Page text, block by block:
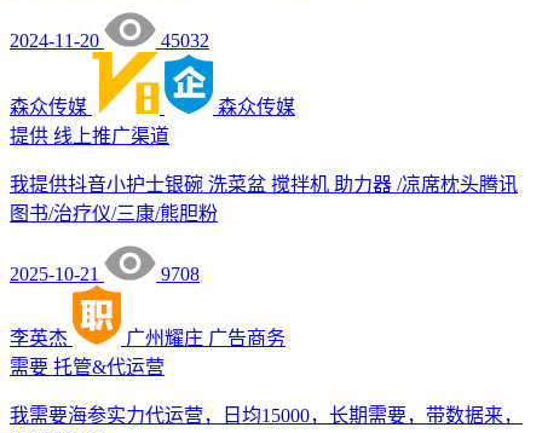
2024-11-20 45032
森众传媒
森众传媒
提供 线上推广渠道
我提供抖音小护士银碗 洗菜盆 搅拌机 助力器 /凉席枕头腾讯
图书/治疗仪/三康/熊胆粉
2025-10-21 9708
李英杰 广州耀庄 广告商务
需要 托管&代运营
我需要海参实力代运营，日均15000，长期需要，带数据来，